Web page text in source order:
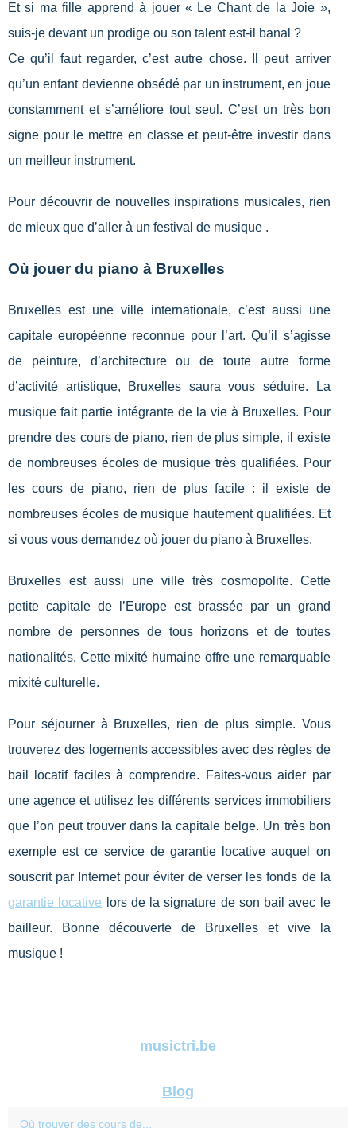
Et si ma fille apprend à jouer « Le Chant de la Joie »,
suis-je devant un prodige ou son talent est-il banal ?
Ce qu’il faut regarder, c’est autre chose. Il peut arriver
qu’un enfant devienne obsédé par un instrument, en joue
constamment et s’améliore tout seul. C’est un très bon
signe pour le mettre en classe et peut-être investir dans
un meilleur instrument.
Pour découvrir de nouvelles inspirations musicales, rien
de mieux que d’aller à un festival de musique .
Où jouer du piano à Bruxelles
Bruxelles est une ville internationale, c’est aussi une
capitale européenne reconnue pour l’art. Qu’il s’agisse
de peinture, d’architecture ou de toute autre forme
d’activité artistique, Bruxelles saura vous séduire. La
musique fait partie intégrante de la vie à Bruxelles. Pour
prendre des cours de piano, rien de plus simple, il existe
de nombreuses écoles de musique très qualifiées. Pour
les cours de piano, rien de plus facile : il existe de
nombreuses écoles de musique hautement qualifiées. Et
si vous vous demandez où jouer du piano à Bruxelles.
Bruxelles est aussi une ville très cosmopolite. Cette
petite capitale de l’Europe est brassée par un grand
nombre de personnes de tous horizons et de toutes
nationalités. Cette mixité humaine offre une remarquable
mixité culturelle.
Pour séjourner à Bruxelles, rien de plus simple. Vous
trouverez des logements accessibles avec des règles de
bail locatif faciles à comprendre. Faites-vous aider par
une agence et utilisez les différents services immobiliers
que l’on peut trouver dans la capitale belge. Un très bon
exemple est ce service de garantie locative auquel on
souscrit par Internet pour éviter de verser les fonds de la
garantie locative lors de la signature de son bail avec le
bailleur. Bonne découverte de Bruxelles et vive la
musique !
musictri.be
Blog
Où trouver des cours de...